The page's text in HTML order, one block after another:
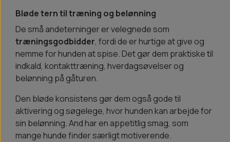
Bløde tern til træning og belønning
De små andeterninger er velegnede som
træningsgodbidder, fordi de er hurtige at give og
nemme for hunden at spise. Det gør dem praktiske til
indkald, kontakttræning, hverdagsøvelser og
belønning på gåturen.
Den bløde konsistens gør dem også gode til
aktivering og søgelege, hvor hunden kan arbejde for
sin belønning. And har en appetitlig smag, som
mange hunde finder særligt motiverende.